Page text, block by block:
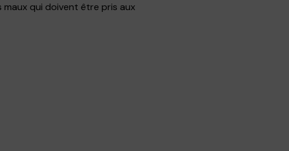
qui doivent être pris aux